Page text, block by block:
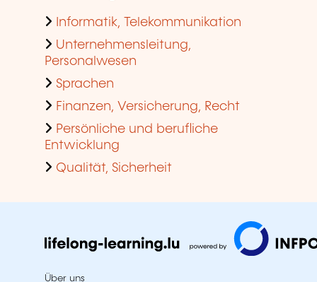
Informatik, Telekommunikation
Unternehmensleitung,
Personalwesen
Sprachen
Finanzen, Versicherung, Recht
Persönliche und berufliche
Entwicklung
Qualität, Sicherheit
Über uns